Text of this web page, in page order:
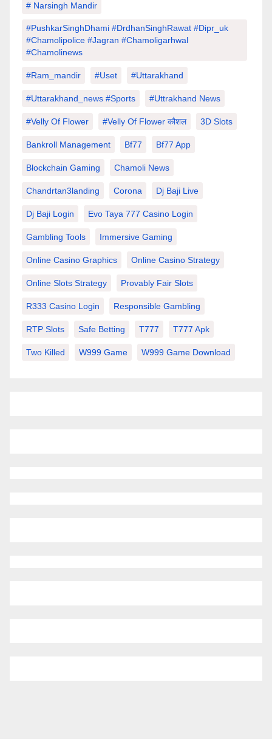
# Narsingh Mandir
#PushkarSinghDhami #drdhanSinghRawat #dipr_uk
#chamolipolice #Jagran #chamoligarhwal
#chamolinews
#Ram_mandir #uset #uttarakhand
#Uttarakhand_news #sports #Uttrakhand News
#velly Of Flower #velly Of Flower कौशल 3D Slots
Bankroll Management Bf77 Bf77 App
Blockchain Gaming Chamoli News
Chandrtan3landing Corona Dj Baji Live
Dj Baji Login Evo Taya 777 Casino Login
Gambling Tools Immersive Gaming
Online Casino Graphics Online Casino Strategy
Online Slots Strategy Provably Fair Slots
R333 Casino Login Responsible Gambling
RTP Slots Safe Betting T777 T777 Apk
Two Killed W999 Game W999 Game Download